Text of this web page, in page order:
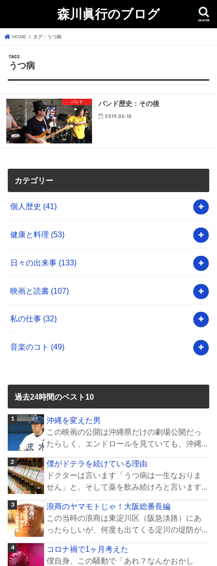
森川眞行のブログ search
HOME タグ : うつ病
うつ病
バンド バンド歴史：その後
2019.06.18
カテゴリー
個人歴史 (41)
健康と料理 (53)
日々の出来事 (133)
映画と読書 (107)
私の仕事 (32)
音楽のコト (49)
過去24時間のベスト10
沖縄を変えた男
この映画の公開は沖縄県だけの劇場公開だっ
たらしく、エンドロールを見ていても、沖縄...
僕がドテラを続けている理由
ドクターは言います「うつ病は一生なおりま
せん」と。そして薬を飲み続けろと言います...
浪商のヤマモトじゃ！大阪総番長編
この当時の浪商は東淀川区（阪急淡路）にあ
ったらしいが、何度も出てくる淀川の堤防が...
コロナ禍で1ヶ月考えた
僕自身、この騒動で「あれ？なんかおかし